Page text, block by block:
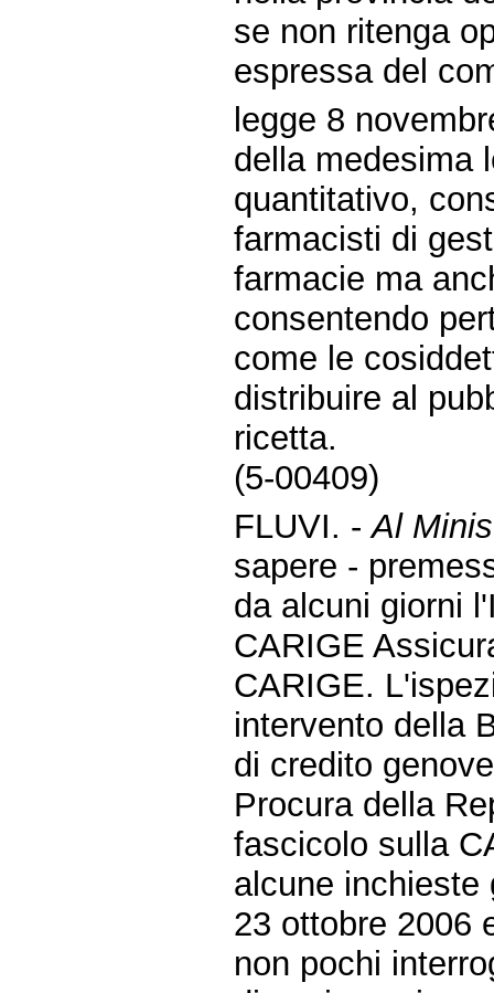
se non ritenga
espressa del
legge 8
della medesima
quantitativo,
farmacisti di
farmacie ma
consentendo
come le
distribuire al
ricetta.
(5-00409)
FLUVI. -Al
sapere -
da alcuni giorni
CARIGE
CARIGE.
intervento della
di credito
Procura della
fascicolo sulla
alcune
23 ottobre 2006
non pochi